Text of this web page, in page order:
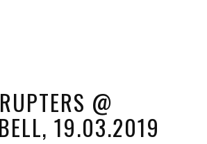
@
19.03.2019